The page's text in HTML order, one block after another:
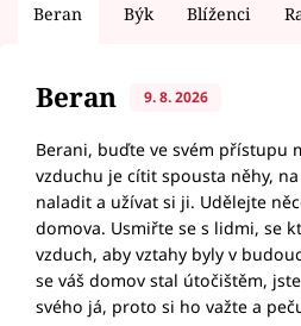
Beran Býk Blíženci
Beran 9. 8. 2026
Berani, buďte ve svém přístupu
vzduchu je cítit spousta něhy,
naladit a užívat si ji. Udělejte
domova. Usmiřte se s lidmi, se
vzduch, aby vztahy byly v
se váš domov stal útočištěm,
svého já, proto si ho važte a